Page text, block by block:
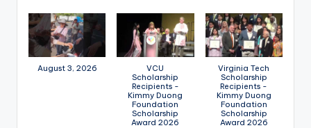
August 3, 2026
VCU
Scholarship
Recipients -
Kimmy Duong
Foundation
Scholarship
Award 2026
Virginia Tech
Scholarship
Recipients -
Kimmy Duong
Foundation
Scholarship
Award 2026